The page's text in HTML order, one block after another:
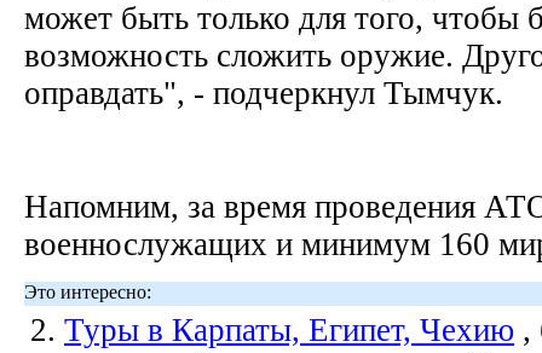
может быть только для того, чтобы
возможность сложить оружие.
оправдать", - подчеркнул Тымчук.
Напомним, за время проведения
военнослужащих и минимум 160
Это интересно:
2. Туры в Карпаты, Египет, Чехию ,